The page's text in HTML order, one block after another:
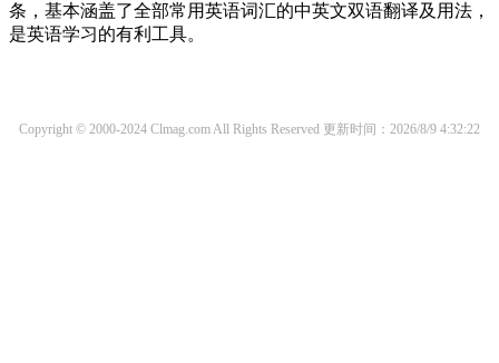
条，基本涵盖了全部常用英语词汇的中英文双语翻译及用法，
是英语学习的有利工具。
Copyright © 2000-2024 Clmag.com All Rights Reserved 更新时间：2026/8/9 4:32:22